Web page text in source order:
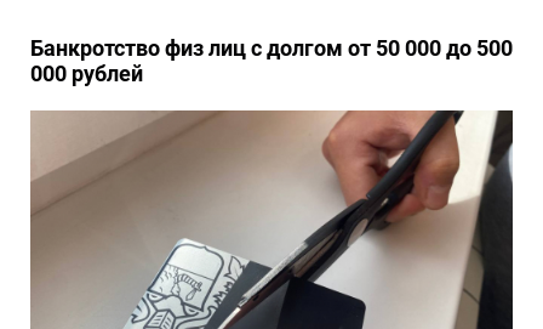
Банкротство физ лиц с долгом от 50 000 до 500
000 рублей